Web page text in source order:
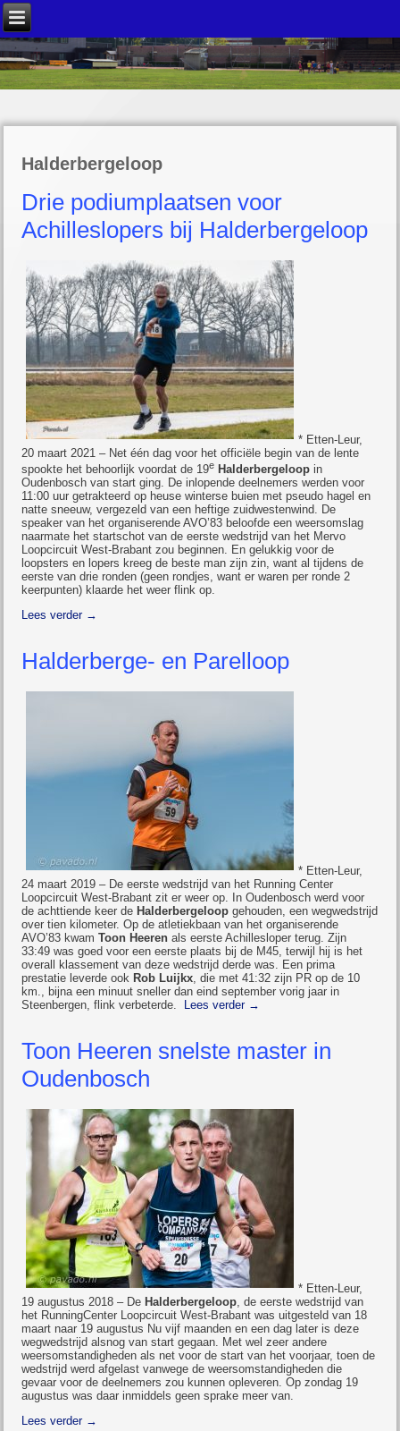
Halderbergeloop
Drie podiumplaatsen voor
Achilleslopers bij Halderbergeloop
* Etten-Leur,
20 maart 2021 – Net één dag voor het officiële begin van de lente
spookte het behoorlijk voordat de 19e Halderbergeloop in
Oudenbosch van start ging. De inlopende deelnemers werden voor
11:00 uur getrakteerd op heuse winterse buien met pseudo hagel en
natte sneeuw, vergezeld van een heftige zuidwestenwind. De
speaker van het organiserende AVO’83 beloofde een weersomslag
naarmate het startschot van de eerste wedstrijd van het Mervo
Loopcircuit West-Brabant zou beginnen. En gelukkig voor de
loopsters en lopers kreeg de beste man zijn zin, want al tijdens de
eerste van drie ronden (geen rondjes, want er waren per ronde 2
keerpunten) klaarde het weer flink op.
Lees verder →
Halderberge- en Parelloop
* Etten-Leur,
24 maart 2019 – De eerste wedstrijd van het Running Center
Loopcircuit West-Brabant zit er weer op. In Oudenbosch werd voor
de achttiende keer de Halderbergeloop gehouden, een wegwedstrijd
over tien kilometer. Op de atletiekbaan van het organiserende
AVO’83 kwamToon Heeren als eerste Achillesloper terug. Zijn
33:49 was goed voor een eerste plaats bij de M45, terwijl hij is het
overall klassement van deze wedstrijd derde was. Een prima
prestatie leverde ook Rob Luijkx, die met 41:32 zijn PR op de 10
km., bijna een minuut sneller dan eind september vorig jaar in
Steenbergen, flink verbeterde.
Lees verder →
Toon Heeren snelste master in
Oudenbosch
* Etten-Leur,
19 augustus 2018 – De Halderbergeloop, de eerste wedstrijd van
het RunningCenter Loopcircuit West-Brabant was uitgesteld van 18
maart naar 19 augustus Nu vijf maanden en een dag later is deze
wegwedstrijd alsnog van start gegaan. Met wel zeer andere
weersomstandigheden als net voor de start van het voorjaar, toen de
wedstrijd werd afgelast vanwege de weersomstandigheden die
gevaar voor de deelnemers zou kunnen opleveren. Op zondag 19
augustus was daar inmiddels geen sprake meer van.
Lees verder →